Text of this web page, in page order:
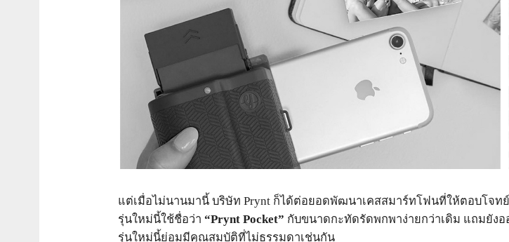
แต่เมื่อไม่นานมานี้ บริษัท Prynt ก็ได้ต่อยอดพัฒนาเคสสมาร์ทโฟนที่ให้ตอบโจ
รุ่นใหม่นี้ใช้ชื่อว่า “Prynt Pocket” กับขนาดกะทัดรัดพกพาง่ายกว่าเดิม แถมยัง
รุ่นใหม่นี้ย่อมมีคุณสมบัติที่ไม่ธรรมดาเช่นกัน